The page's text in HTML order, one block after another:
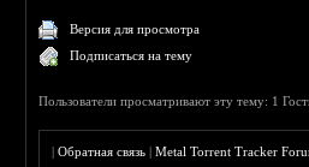
Версия для просмотра
Подписаться на тему
Пользователи просматривают эту тему: 1
|Обратная связь |Metal Torrent Tracker